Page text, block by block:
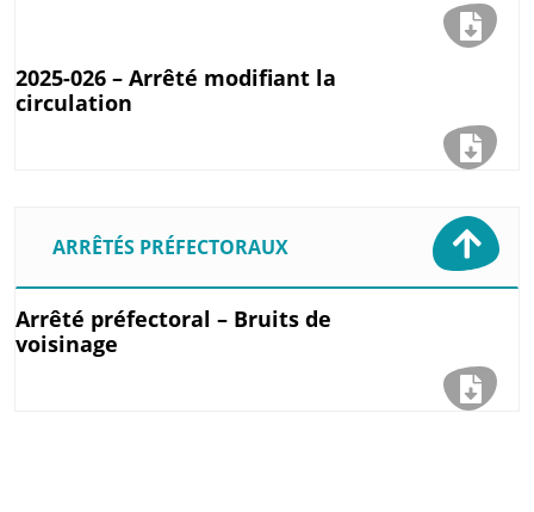
2025-026 – Arrêté modifiant la
circulation
ARRÊTÉS PRÉFECTORAUX
Arrêté préfectoral – Bruits de
voisinage